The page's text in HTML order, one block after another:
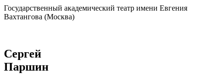
Государственный академический театр имени Евгения
Вахтангова (Москва)
Сергей
Паршин